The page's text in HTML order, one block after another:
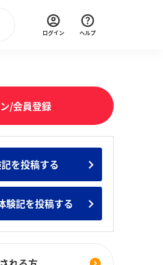
んなのインターン人気企業ランキ
近のイベント一覧
ログイン ヘルプ
/会員登録
を投稿する
験記を投稿する